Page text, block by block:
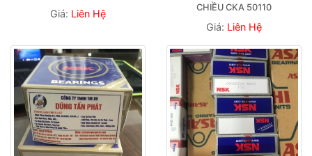
Giá: Liên Hệ
CHIỀU CKA 50110
Giá: Liên Hệ